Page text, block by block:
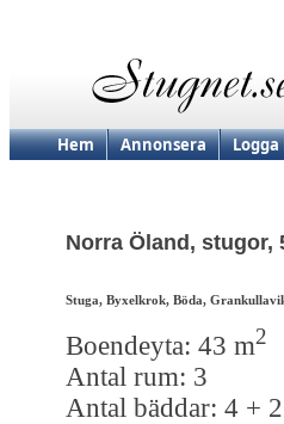
Hem Annonsera Logga
Norra Öland, stugor,
Stuga, Byxelkrok, Böda,
Boendeyta: 43 m2
Antal rum: 3
Antal bäddar: 4 +